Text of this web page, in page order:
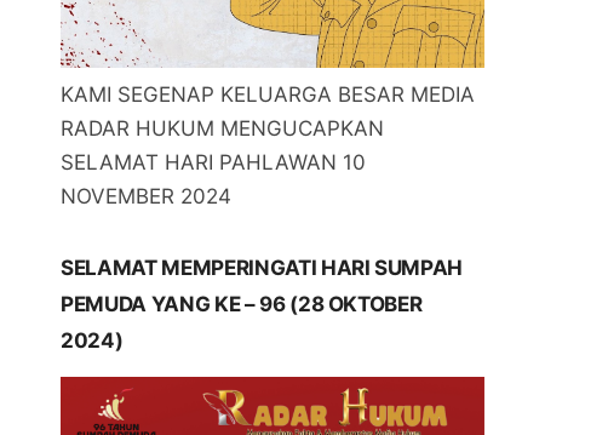
KAMI SEGENAP KELUARGA BESAR MEDIA
RADAR HUKUM MENGUCAPKAN
SELAMAT HARI PAHLAWAN 10
NOVEMBER 2024
SELAMAT MEMPERINGATI HARI SUMPAH
PEMUDA YANG KE – 96 (28 OKTOBER
2024)